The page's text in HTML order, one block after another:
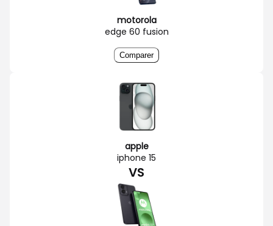
motorola
edge 60 fusion
Comparer
apple
iphone 15
VS